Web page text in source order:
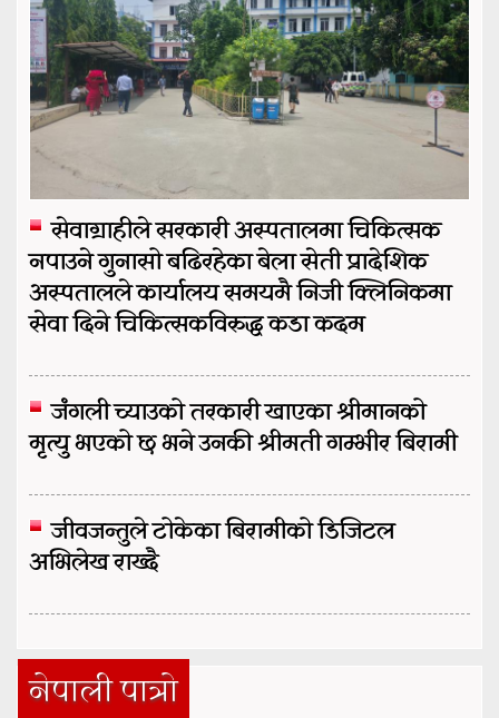
सेवाग्राहीले सरकारी अस्पतालमा चिकित्सक
नपाउने गुनासो बढिरहेका बेला सेती प्रादेशिक
अस्पतालले कार्यालय समयमै निजी क्लिनिकमा
सेवा दिने चिकित्सकविरुद्ध कडा कदम
जंगली च्याउको तरकारी खाएका श्रीमानको
मृत्यु भएको छ भने उनकी श्रीमती गम्भीर बिरामी
जीवजन्तुले टोकेका बिरामीको डिजिटल
अभिलेख राख्दै
नेपाली पात्रो